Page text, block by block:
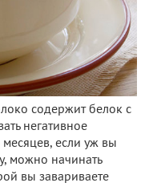
содержит белок с
негативное
если уж вы
можно начинать
вы завариваете